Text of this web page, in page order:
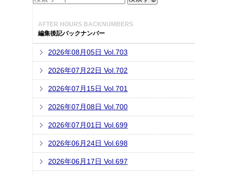
AFTER HOURS BACKNUMBERS
編集後記バックナンバー
2026年08月05日 Vol.703
2026年07月22日 Vol.702
2026年07月15日 Vol.701
2026年07月08日 Vol.700
2026年07月01日 Vol.699
2026年06月24日 Vol.698
2026年06月17日 Vol.697